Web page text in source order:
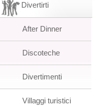
Divertirti
After Dinner
Discoteche
Divertimenti
Villaggi turistici